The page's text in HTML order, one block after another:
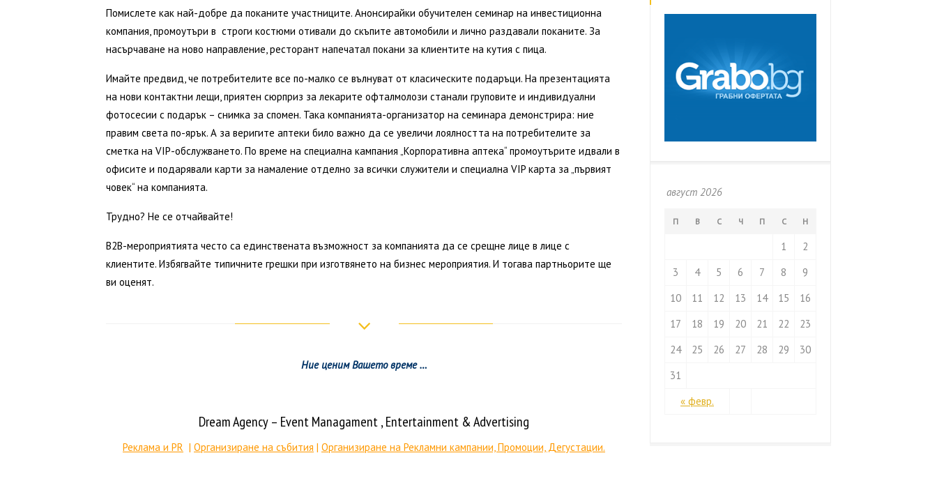
Помислете как най-добре да поканите участниците. Анонсирайки обучителен семинар на инвестиционна
компания, промоутъри в строги костюми отивали до скъпите автомобили и лично раздавали поканите. За
насърчаване на ново направление, ресторант напечатал покани за клиентите на кутия с пица.
Имайте предвид, че потребителите все по-малко се вълнуват от класическите подаръци. На презентацията
на нови контактни лещи, приятен сюрприз за лекарите офталмолози станали груповите и индивидуални
фотосесии с подарък – снимка за спомен. Така компанията-организатор на семинара демонстрира: ние
правим света по-ярък. А за веригите аптеки било важно да се увеличи лоялността на потребителите за
сметка на VIP-обслужването. По време на специална кампания „Корпоративна аптека“ промоутърите идвали в
офисите и подарявали карти за намаление отделно за всички служители и специална VIP карта за „първият
човек“ на компанията.
Трудно? Не се отчайвайте!
B2B-мероприятията често са единствената възможност за компанията да се срещне лице в лице с
клиентите. Избягвайте типичните грешки при изготвянето на бизнес мероприятия. И тогава партньорите ще
ви оценят.
Ние ценим Вашето време …
Dream Agency – Event Managament, Entertainment & Advertising
Реклама и PR | Организиране на събития | Организиране на Рекламни кампании, Промоции, Дегустации.
август 2026
П В С Ч П С Н
« февр.
1
2
3
4 5 6 7 8
9
10
11 12 13 14 15
16
17
18 19 20 21 22
23
24
25 26 27 28 29
30
31